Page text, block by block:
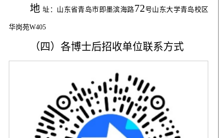
地 址：山东省青岛市即墨滨海路72号山东大学青岛校区
华岗苑W405
（四） 各博士后招收单位联系方式